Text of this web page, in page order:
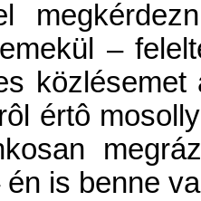
–
értô
is benne